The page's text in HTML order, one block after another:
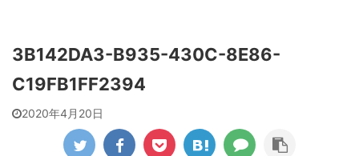
3B142DA3-B935-430C-8E86-
C19FB1FF2394
2020年4月20日